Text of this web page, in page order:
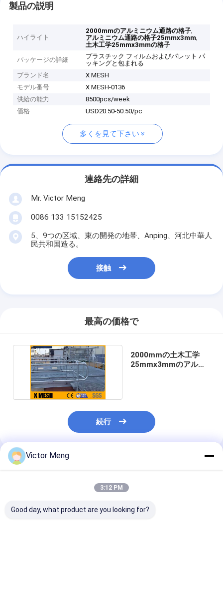
製品の説明
ハイライト
2000mmのアルミニウム通路の格子,
アルミニウム通路の格子25mmx3mm,
土木工学25mmx3mmの格子
パッケージの詳細
プラスチック フィルムおよびパレット パ
ッキングと包まれる
ブランド名
X MESH
モデル番号
X MESH-0136
供給の能力
8500pcs/week
価格
USD20.50-50.50/pc
多くを見て下さい
連絡先の詳細
Mr. Victor Meng
0086 133 15152425
5、9つの区域、東の開発の地帯、Anping、河北中華人
民共和国造る。
接触
最高の価格で
2000mmの土木工学
25mmx3mmのアルミ
続行
推薦されたプロダクト
Victor Meng
3:12 PM
Good day, what product are you looking for?